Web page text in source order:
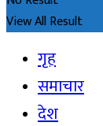
View All Result
गृह
समाचार
देश